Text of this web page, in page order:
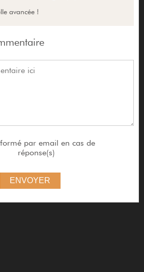
avancée !
par email en cas de
réponse(s)
ENVOYER